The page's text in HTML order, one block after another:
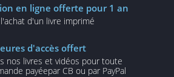
en ligne offerte pour 1 an
d'un livre imprimé
d'accès offert
nos livres et vidéos pour toute
payéepar CB ou par PayPal